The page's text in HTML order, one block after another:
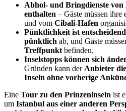
Abhol- und Bringdienste
enthalten – Gäste müssen
und vom Cibali-Hafen
Pünktlichkeit ist entscheidend
pünktlich ab, und Gäste
Treffpunkt befinden.
Inselstopps können sich
Gründen kann der Anbieter
Inseln ohne vorherige
Eine Tour zu den Prinzeninseln ist
um Istanbul aus einer anderen